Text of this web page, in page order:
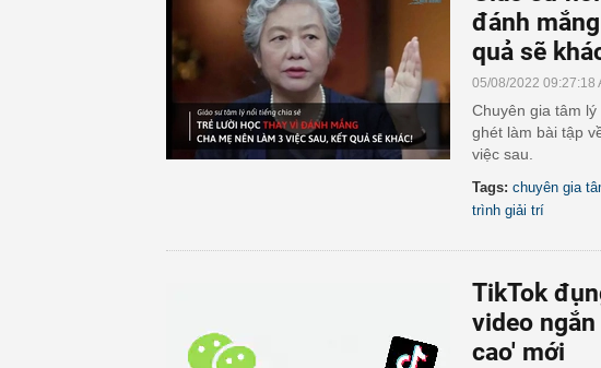
đánh
quả sẽ
05/08/2022 09:27:18
Chuyên gia tâm
ghét làm bài tập
việc sau.
Tags: chuyên gia
trình giải trí
TikTok
video
cao' mới